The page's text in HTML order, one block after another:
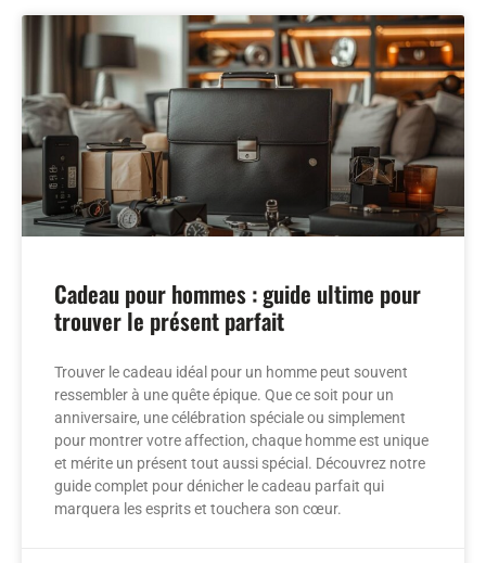
Cadeau pour hommes : guide ultime pour
trouver le présent parfait
Trouver le cadeau idéal pour un homme peut souvent
ressembler à une quête épique. Que ce soit pour un
anniversaire, une célébration spéciale ou simplement
pour montrer votre affection, chaque homme est unique
et mérite un présent tout aussi spécial. Découvrez notre
guide complet pour dénicher le cadeau parfait qui
marquera les esprits et touchera son cœur.